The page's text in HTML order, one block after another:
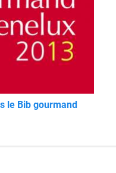
le Bib gourmand